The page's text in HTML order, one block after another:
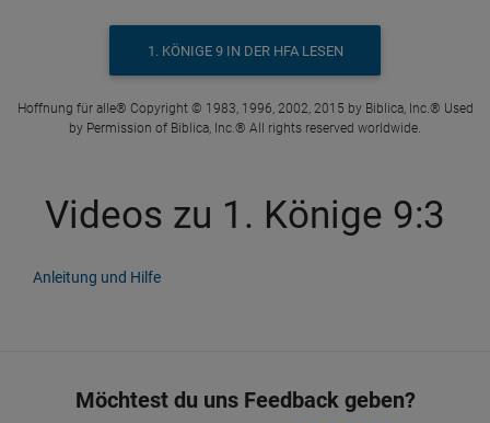
1. KÖNIGE 9 IN DER HFA LESEN
Hoffnung für alle® Copyright © 1983, 1996, 2002, 2015 by Biblica, Inc.® Used
by Permission of Biblica, Inc.® All rights reserved worldwide.
Videos zu 1. Könige 9:3
Anleitung und Hilfe
Möchtest du uns Feedback geben?